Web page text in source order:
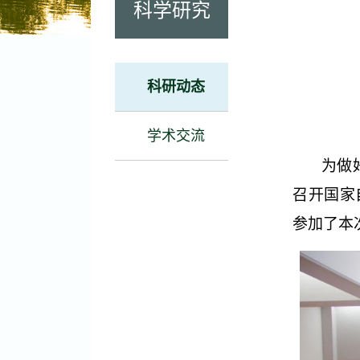
科学研究
科研动态
学术交流
为做
召开国家
参加了本